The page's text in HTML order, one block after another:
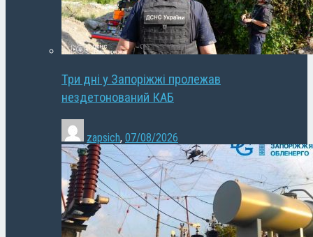
Три дні у Запоріжжі пролежав
нездетонований КАБ
zapsich, 07/08/2026